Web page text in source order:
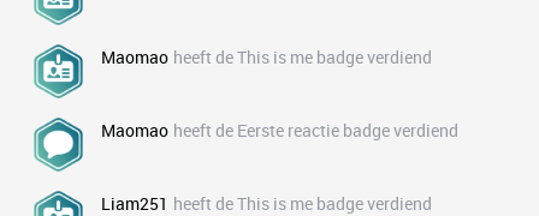
Maomao heeft de This is me badge verdiend
Maomao heeft de Eerste reactie badge verdiend
Liam251 heeft de This is me badge verdiend